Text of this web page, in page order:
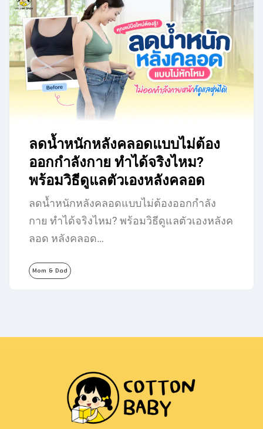
ลดน้ำหนักหลังคลอดแบบไม่ต้อง
ออกกำลังกาย ทำได้จริงไหม?
พร้อมวิธีดูแลตัวเองหลังคลอด
ลดน้ำหนักหลังคลอดแบบไม่ต้องออกกำลัง
กาย ทำได้จริงไหม? พร้อมวิธีดูแลตัวเองหลังค
ลอด หลังคลอด…
Mom & Dad